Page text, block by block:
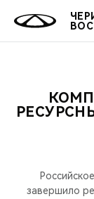
КРЕДИТ И
ЗАПЧАСТИ И
О БРЕНДЕ
КРЕДИТ
МЫ В СОЦСЕТЯХ
завершило